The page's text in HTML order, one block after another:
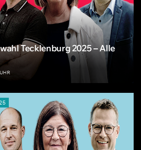
Tecklenburg 2025 – Alle